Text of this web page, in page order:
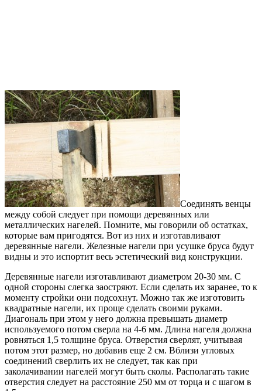
Соединять венцы
между собой следует при помощи деревянных или
металлических нагелей. Помните, мы говорили об остатках,
которые вам пригодятся. Вот из них и изготавливают
деревянные нагели. Железные нагели при усушке бруса будут
видны и это испортит весь эстетический вид конструкции.
Деревянные нагели изготавливают диаметром 20-30 мм. С
одной стороны слегка заостряют. Если сделать их заранее, то к
моменту стройки они подсохнут. Можно так же изготовить
квадратные нагели, их проще сделать своими руками.
Диагональ при этом у него должна превышать диаметр
используемого потом сверла на 4-6 мм. Длина нагеля должна
ровняться 1,5 толщине бруса. Отверстия сверлят, учитывая
потом этот размер, но добавив еще 2 см. Вблизи угловых
соединений сверлить их не следует, так как при
заколачивании нагелей могут быть сколы. Располагать такие
отверстия следует на расстояние 250 мм от торца и с шагом в